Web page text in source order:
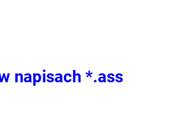
napisach *.ass